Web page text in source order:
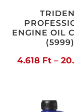
ENGINE OIL
(5999)
4.618 Ft –